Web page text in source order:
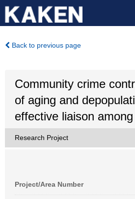
Back to previous page
Community crime
of aging and
effective liaison
Research Project
Project/Area Number